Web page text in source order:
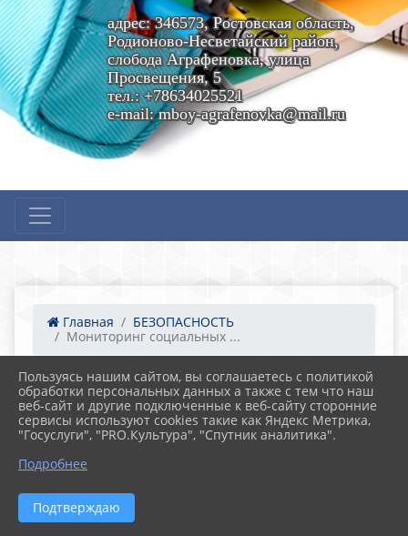
адрес: 346573, Ростовская область,
Родионово-Несветайский район,
слобода Аграфеновка, улица
Просвещения, 5
тел.: +78634025521
e-mail: mboy-agrafenovka@mail.ru
Главная
БЕЗОПАСНОСТЬ
Мониторинг социальных ...
11.07.2025 17:51 34
Мониторинг социальных сетей
обучающихся
Пользуясь нашим сайтом, вы соглашаетесь с политикой
обработки персональных данных а также с тем что наш
веб-сайт и другие подключенные к веб-сайту сторонние
сервисы используют cookies такие как Яндекс Метрика,
"Госуслуги", "PRO.Культура", "Спутник аналитика".
Подробнее
Подтверждаю